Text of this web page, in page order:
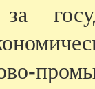
за